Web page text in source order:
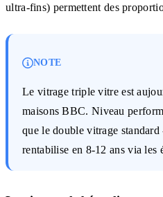
ultra-fins) permettent des
NOTE
Le vitrage triple vitre est
maisons BBC. Niveau
que le double vitrage
rentabilise en 8-12 ans via les